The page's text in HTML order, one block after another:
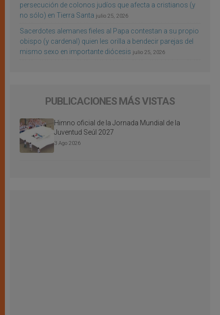
persecución de colonos judíos que afecta a cristianos (y
no sólo) en Tierra Santa julio 25, 2026
Sacerdotes alemanes fieles al Papa contestan a su propio
obispo (y cardenal) quien les orilla a bendecir parejas del
mismo sexo en importante diócesis julio 25, 2026
PUBLICACIONES MÁS VISTAS
Himno oficial de la Jornada Mundial de la
Juventud Seúl 2027
3 Ago 2026